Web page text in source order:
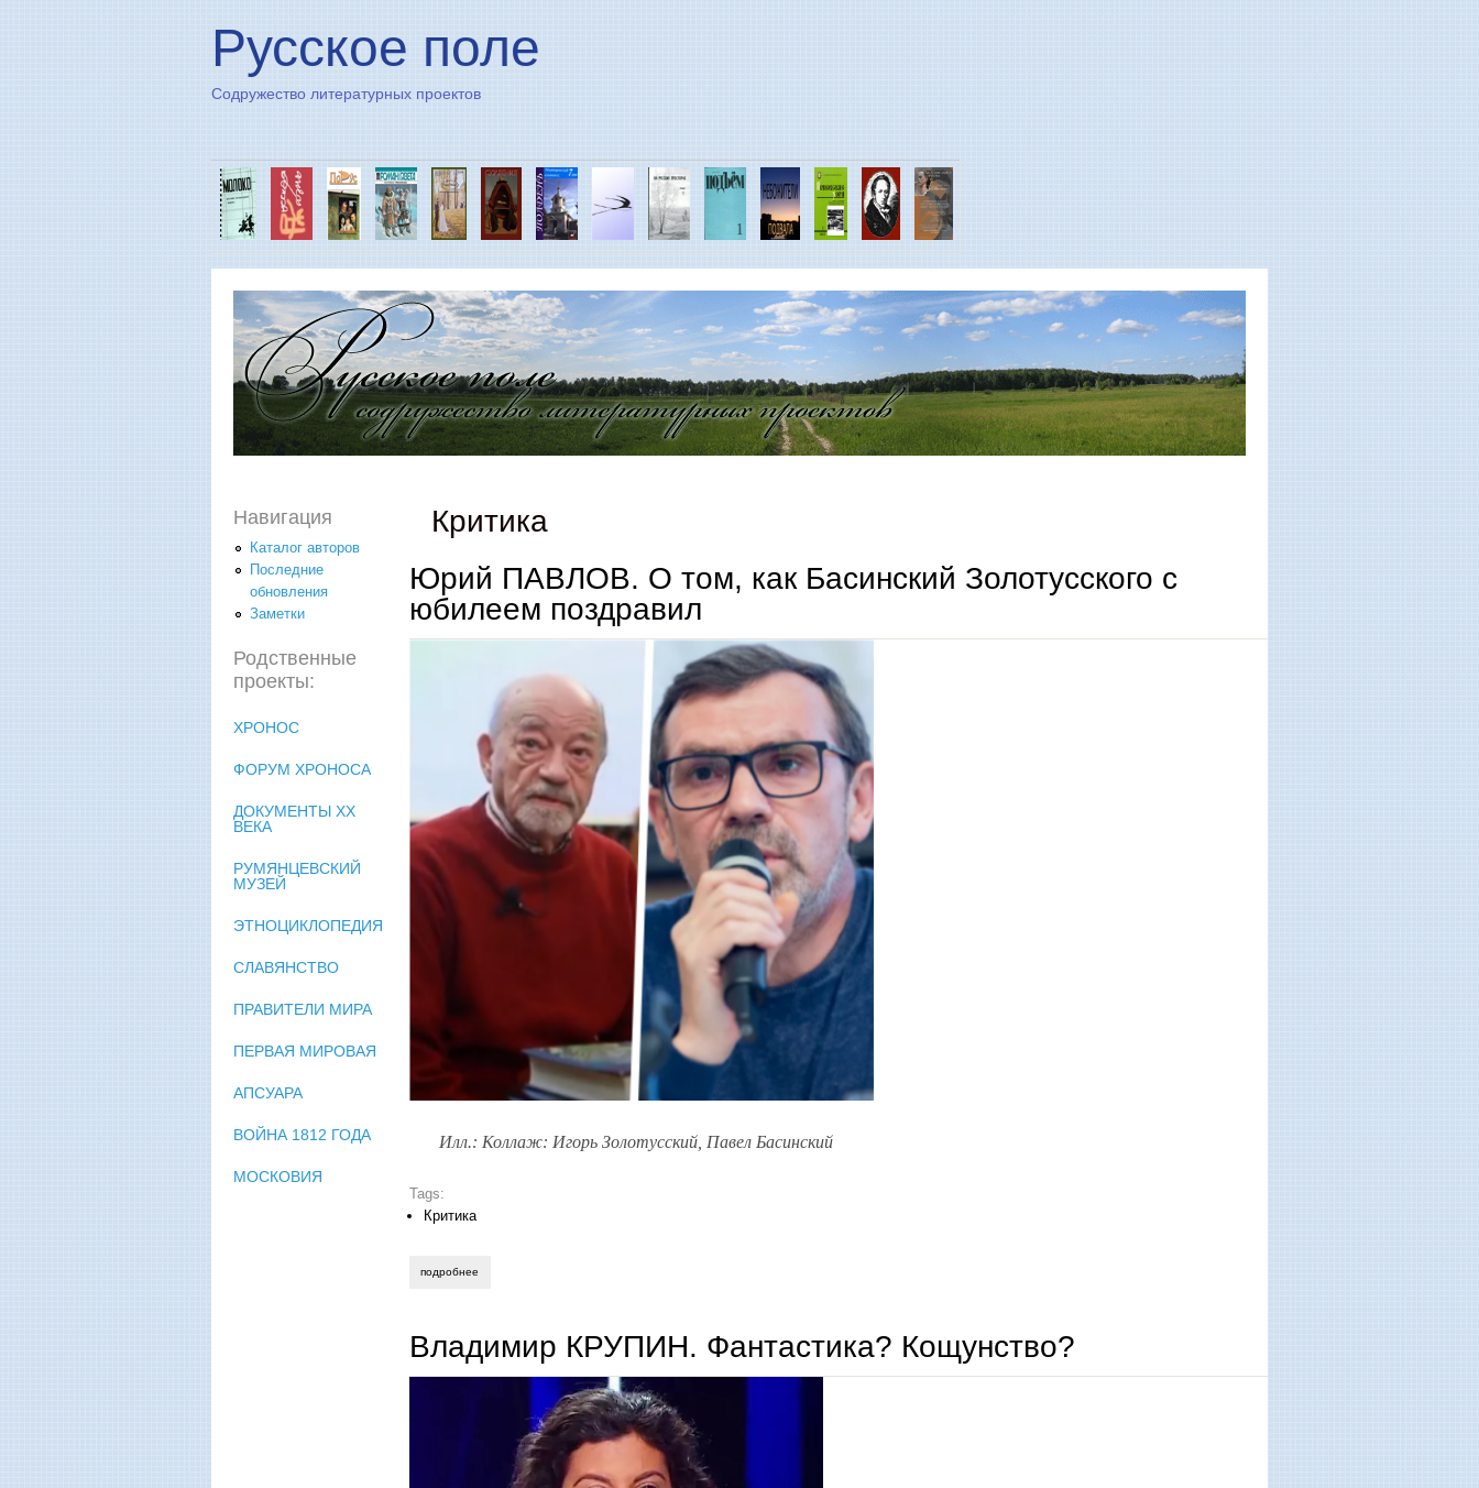
Русское поле
Содружество литературных проектов
Критика
Юрий ПАВЛОВ. О том, как Басинский Золотусского с
юбилеем поздравил
Илл.: Коллаж: Игорь Золотусский, Павел Басинский
Tags:
Критика
подробнее
Владимир КРУПИН. Фантастика? Кощунство?
Навигация
Каталог авторов
Последние
обновления
Заметки
Родственные
проекты:
ХРОНОС
ФОРУМ ХРОНОСА
ДОКУМЕНТЫ XX
ВЕКА
РУМЯНЦЕВСКИЙ
МУЗЕЙ
ЭТНОЦИКЛОПЕДИЯ
СЛАВЯНСТВО
ПРАВИТЕЛИ МИРА
ПЕРВАЯ МИРОВАЯ
АПСУАРА
ВОЙНА 1812 ГОДА
МОСКОВИЯ